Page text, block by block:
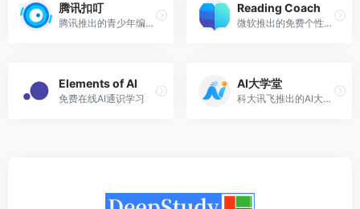
腾讯扣叮
腾讯推出的青少年编程教育平台
Reading Coach
微软推出的免费个性化AI阅读学习教练
Elements of AI
免费在线AI通识学习
AI大学堂
科大讯飞推出的AI大学堂，学习AI、走进未来